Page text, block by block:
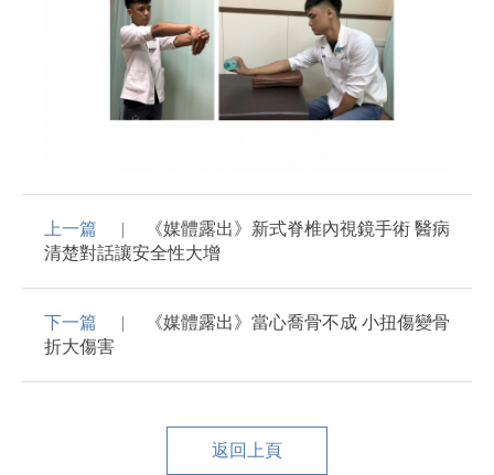
上一篇
《媒體露出》新式脊椎內視鏡手術 醫病
清楚對話讓安全性大增
下一篇
《媒體露出》當心喬骨不成 小扭傷變骨
折大傷害
返回上頁